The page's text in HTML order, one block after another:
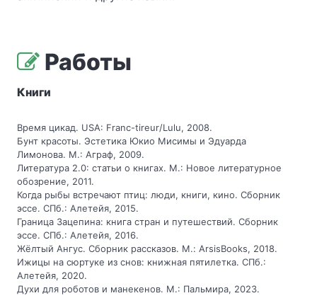
Работы
Книги
Время цикад. USA: Franc-tireur/Lulu, 2008.
Бунт красоты. Эстетика Юкио Мисимы и Эдуарда
Лимонова. М.: Аграф, 2009.
Литература 2.0: статьи о книгах. М.: Новое литературное
обозрение, 2011.
Когда рыбы встречают птиц: люди, книги, кино. Сборник
эссе. СПб.: Алетейя, 2015.
Граница Зацепина: книга стран и путешествий. Сборник
эссе. СПб.: Алетейя, 2016.
Жёлтый Ангус. Сборник рассказов. М.: ArsisBooks, 2018.
Ижицы на сюртуке из снов: книжная пятилетка. СПб.:
Алетейя, 2020.
Духи для роботов и манекенов. М.: Пальмира, 2023.